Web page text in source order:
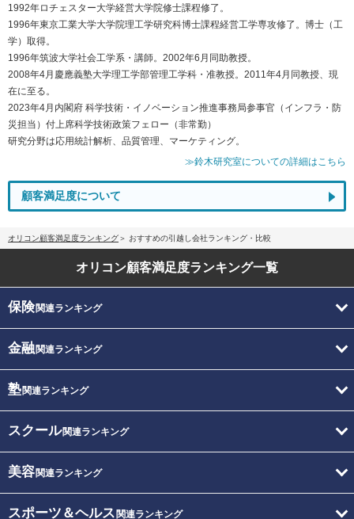
1992年ロチェスター大学経営大学院修士課程修了。
1996年東京工業大学大学院理工学研究科博士課程経営工学専攻修了。博士（工
学）取得。
1996年筑波大学社会工学系・講師。2002年6月同助教授。
2008年4月慶應義塾大学理工学部管理工学科・准教授。2011年4月同教授、現
在に至る。
2023年4月内閣府 科学技術・イノベーション推進事務局参事官（インフラ・防
災担当）付上席科学技術政策フェロー（非常勤）
研究分野は応用統計解析、品質管理、マーケティング。
≫鈴木研究室についての詳細はこちら
顧客満足度について
オリコン顧客満足度ランキング おすすめの引越し会社ランキング・比較
オリコン顧客満足度ランキング一覧
保険関連ランキング
金融関連ランキング
塾関連ランキング
スクール関連ランキング
美容関連ランキング
スポーツ＆ヘルス 関連ランキング